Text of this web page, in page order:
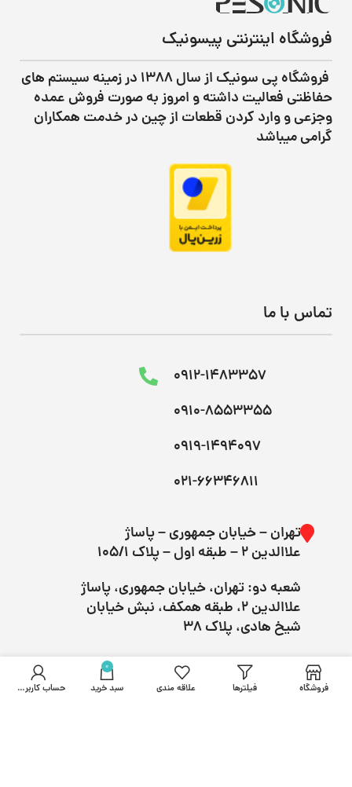
فروشگاه اینترنتی پیسونیک
فروشگاه پی سونیک از سال ۱۳۸۸ در زمینه سیستم های
حفاظتی فعالیت داشته و امروز به صورت فروش عمده
وجزعی و وارد کردن قطعات از چین در خدمت همکاران
گرامی میباشد
تماس با ما
0912-1483357
0910-8553355
0919-1494097
021-66346811
تهران – خیابان جمهوری – پاساژ
علاالدین ۲ – طبقه اول – پلاک 105/1
شعبه دو: تهران، خیابان جمهوری، پاساژ
علاالدین ۲، طبقه همکف، نبش خیابان
شیخ هادی، پلاک 38
فروشگاه فیلترها علاقه مندی
0
سبد خرید حساب کاربری من